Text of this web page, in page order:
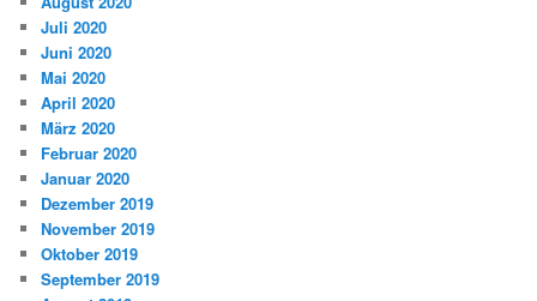
Juli 2020
Juni 2020
Mai 2020
April 2020
März 2020
Februar 2020
Januar 2020
Dezember 2019
November 2019
Oktober 2019
September 2019